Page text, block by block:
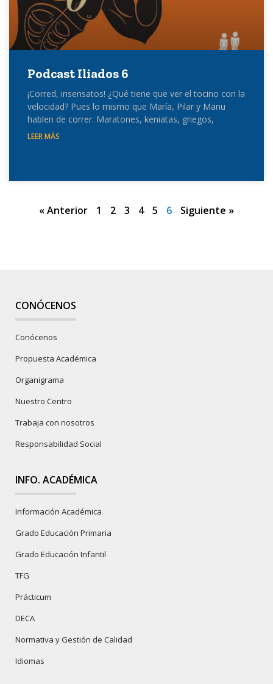
Podcast Iliados 6
¡Corred, insensatos! ¿Qué tiene que ver el tocino con la
velocidad? Pues lo mismo que María, Pilar y Manu
hablen de correr. Maratones, keniatas, griegos,
LEER MÁS
« Anterior 1 2 3 4 5 6 Siguiente »
CONÓCENOS
Conócenos
Propuesta Académica
Organigrama
Nuestro Centro
Trabaja con nosotros
Responsabilidad Social
INFO. ACADÉMICA
Información Académica
Grado Educación Primaria
Grado Educación Infantil
TFG
Prácticum
DECA
Normativa y Gestión de Calidad
Idiomas